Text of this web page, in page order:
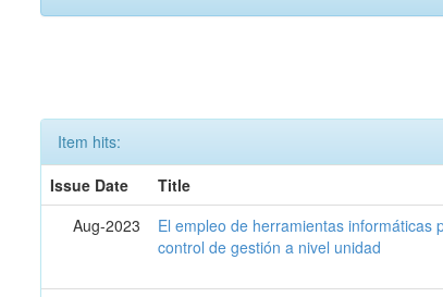
Item hits:
Issue Date
Title
Aug-2023
El empleo de herramientas informáticas
control de gestión a nivel unidad